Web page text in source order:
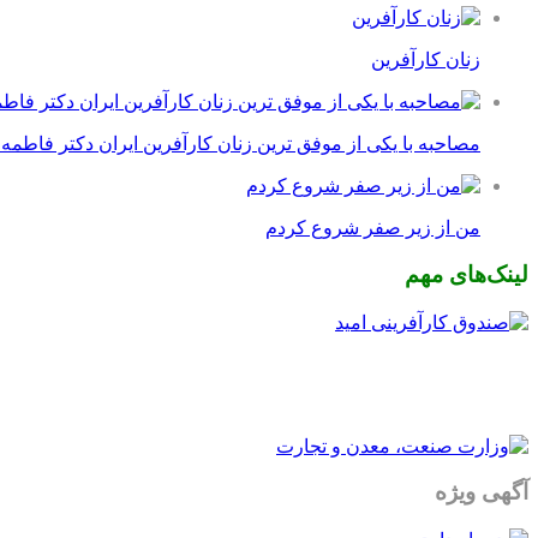
زنان کارآفرین
مصاحبه با یکی از موفق ترین زنان کارآفرین ایران دکتر
من از زیر صفر شروع کردم
لینک‌های مهم
آگهی ویژه